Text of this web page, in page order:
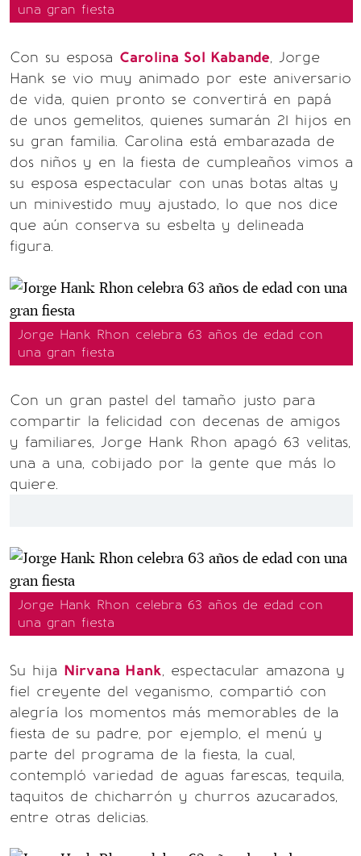
una gran fiesta
Con su esposa Carolina Sol Kabande, Jorge
Hank se vio muy animado por este aniversario
de vida, quien pronto se convertirá en papá
de unos gemelitos, quienes sumarán 21 hijos en
su gran familia. Carolina está embarazada de
dos niños y en la fiesta de cumpleaños vimos a
su esposa espectacular con unas botas altas y
un minivestido muy ajustado, lo que nos dice
que aún conserva su esbelta y delineada
figura.
Jorge Hank Rhon celebra 63 años de edad con
una gran fiesta
Con un gran pastel del tamaño justo para
compartir la felicidad con decenas de amigos
y familiares, Jorge Hank Rhon apagó 63 velitas,
una a una, cobijado por la gente que más lo
quiere.
Jorge Hank Rhon celebra 63 años de edad con
una gran fiesta
Su hija Nirvana Hank, espectacular amazona y
fiel creyente del veganismo, compartió con
alegría los momentos más memorables de la
fiesta de su padre, por ejemplo, el menú y
parte del programa de la fiesta, la cual,
contempló variedad de aguas farescas, tequila,
taquitos de chicharrón y churros azucarados,
entre otras delicias.